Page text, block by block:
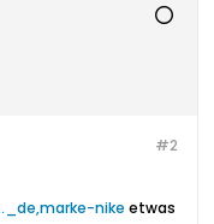
#2
nike etwas